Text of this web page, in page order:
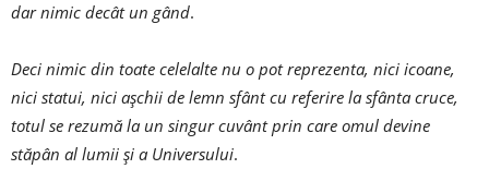
dar nimic decât un gând.
Deci nimic din toate celelalte nu o pot reprezenta, nici icoane,
nici statui, nici așchii de lemn sfânt cu referire la sfânta cruce,
totul se rezumă la un singur cuvânt prin care omul devine
stăpân al lumii și a Universului.